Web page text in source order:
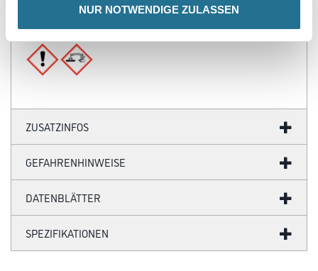
NUR NOTWENDIGE ZULASSEN
zu den Verbrauchswerten am Objekt sind deshalb möglich.
ZUSATZINFOS
GEFAHRENHINWEISE
DATENBLÄTTER
SPEZIFIKATIONEN